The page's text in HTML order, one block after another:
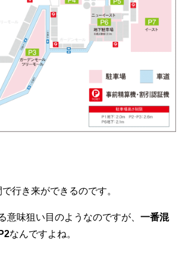
行き来ができるのです。
意味狙い目のようなのですが、 一番混
なんですよね。